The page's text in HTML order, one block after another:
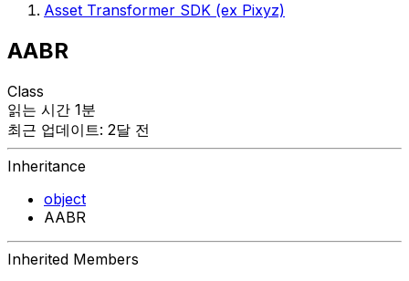
Asset Transformer SDK (ex Pixyz)
AABR
Class
읽는 시간 1분
최근 업데이트: 2달 전
Inheritance
object
AABR
Inherited Members